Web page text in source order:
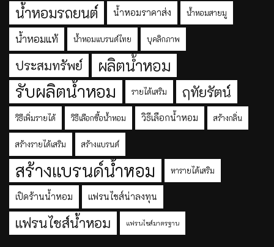
น้ำหอมรถยนต์ น้ำหอมราคาส่ง น้ำหอมสายมู
น้ำหอมแท้ น้ำหอมแบรนด์ไทย บุคลิกภาพ
ประสมทรัพย์ ผลิตน้ำหอม
รับผลิตน้ำหอม รายได้เสริม ฤทัยรัตน์
วิธีเพิ่มรายได้ วิธีเลือกซื้อน้ำหอม วิธีเลือกน้ำหอม สร้างกลิ่น
สร้างรายได้เสริม สร้างแบรนด์
สร้างแบรนด์น้ำหอม หารายได้เสริม
เปิดร้านน้ำหอม แฟรนไชส์น่าลงทุน
แฟรนไชส์น้ำหอม แฟรนไชส์มาตรฐาน